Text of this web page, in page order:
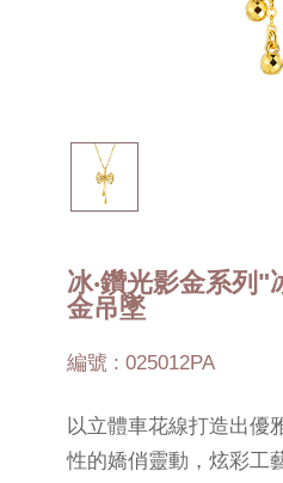
冰‧鑽光影金系列"
金吊墜
編號 : 025012PA
以立體車花線打造出優
性的嬌俏靈動，炫彩工